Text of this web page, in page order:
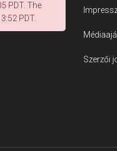
PDT. The
PDT.
Szerzői